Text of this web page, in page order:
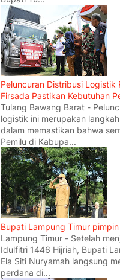
Peluncuran Distribusi Logistik
Firsada Pastikan Kebutuhan
Tulang Bawang Barat -
logistik ini merupakan
dalam memastikan bahwa
Pemilu di Kabupa...
Bupati Lampung Timur
Lampung Timur - Setelah
Idulfitri 1446 Hijriah, Bupati
Ela Siti Nuryamah langsung
perdana di...